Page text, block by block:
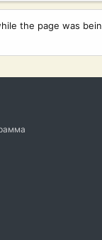
the page was